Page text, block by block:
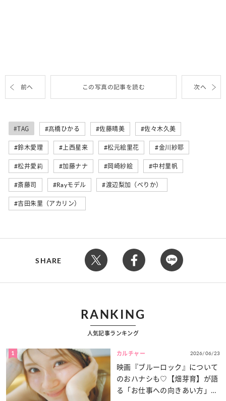
前へ この写真の記事を読む 次へ
#TAG 髙橋ひかる 佐藤晴美 佐々木久美
鈴木愛理 上西星来 松元絵里花 金川紗耶
松井愛莉 加藤ナナ 岡崎紗絵 中村里帆
斎藤司 Rayモデル 渡辺梨加（べりか）
吉田朱里（アカリン）
SHARE
RANKING
人気記事ランキング
1 カルチャー 2026/06/23
映画『ブルーロック』について
のおハナシも♡【畑芽育】が語
る「お仕事への向きあい方」と